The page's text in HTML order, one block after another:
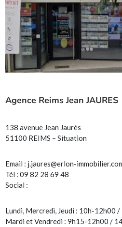
Agence Reims Jean JAURES
138 avenue Jean Jaurès
51100 REIMS – Situation
Email : j.jaures@erlon-
Tél : 09 82 28 69 48
Social :
Lundi, Mercredi, Jeudi : 10h-12h00
Mardi et Vendredi : 9h15-12h00 /